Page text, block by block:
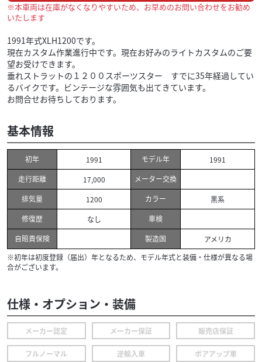
※本車両は在庫がなくなりやすいため、お早めのお問い合わせをお勧め
いたします
1991年式XLH1200です。
現在カスタム作業進行中です。現在お好みのライトカスタムのご要
望お受けできます。
垂れストラットの１２００スポーツスター すでに35年経過してい
るバイクです。ビンテージな雰囲気も出てきています。
お問合せお待ちしております。
基本情報
初年 1991 モデル年
1991
走行距離
17,000
メーター交換
排気量
1200 カラー
黒系
修復歴
なし
車検
自賠責保険
製造国
アメリカ
※初年は初度登録（届出）年となるため、モデル年式と装備・仕様が異なる場
合がございます。
仕様・オプション・装備
メーカー認定 メーカー保証 販売店保証
フルノーマル 逆輸入車 ボアアップ車